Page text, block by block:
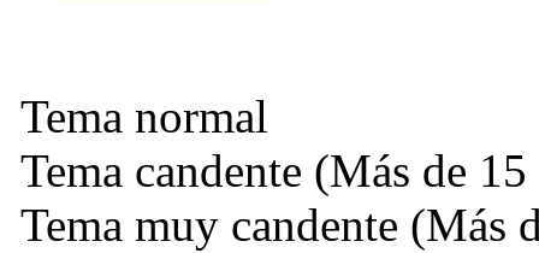
Tema normal
Tema candente (Más de 15
Tema muy candente (Más